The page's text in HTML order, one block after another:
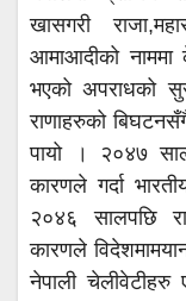
खासगरी
आमाआदीको नाममा
भएको अपराधको
राणाहरुको
पायो । २०४७
कारणले गर्दा
२०४६ सालपछि
कारणले
नेपाली चेलीवेटीहरु